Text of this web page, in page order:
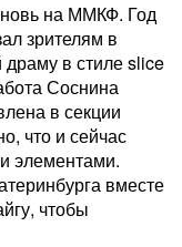
на ММКФ. Год
зрителям в
драму в стиле slice
Соснина
в секции
что и сейчас
элементами.
вместе
чтобы